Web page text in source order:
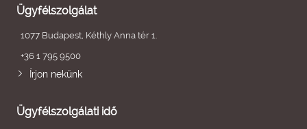
Ügyfélszolgálat
1077 Budapest, Kéthly Anna tér 1.
+36 1 795 9500
Írjon nekünk
Ügyfélszolgálati idő